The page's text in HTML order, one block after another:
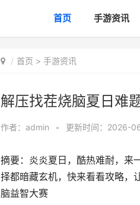
首页 手游资讯
首页 > 手游资讯
解压找茬烧脑夏日难
作者： admin • 更新时间：2026-
摘要：炎炎夏日，酷热难耐，来
择都暗藏玄机，快来看看攻略，
脑益智大赛